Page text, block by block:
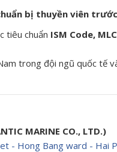
bị thuyền viên
tiêu chuẩn ISM Code,
trong đội ngũ quốc tế
MARINE CO., LTD.)
- Hong Bang ward - Hai